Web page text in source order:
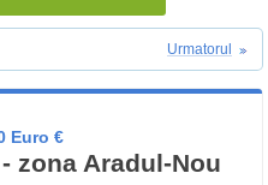
Urmatorul
Euro €
zona Aradul-Nou